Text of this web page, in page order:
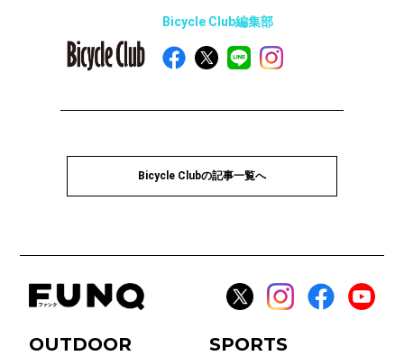
Bicycle Club編集部
Bicycle Clubの記事一覧へ
OUTDOOR
SPORTS